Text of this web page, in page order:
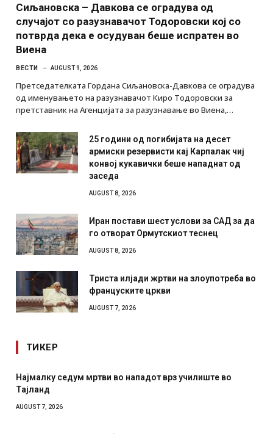
Сиљановска – Давкова се оградува од
случајот со разузнавачот Тодоровски кој со
потврда дека е осудуван беше испратен во
Виена
ВЕСТИ AUGUST 9, 2026
Претседателката Гордана Сиљановска-Давкова се оградува
од именувањето на разузнавачот Киро Тодоровски за
претставник на Агенцијата за разузнавање во Виена,…
25 години од погибијата на десет
армиски резервисти кај Карпалак чиј
конвој кукавички беше нападнат од
заседа
AUGUST 8, 2026
Иран постави шест услови за САД за да
го отворат Ормутскиот теснец
AUGUST 8, 2026
Триста илјади жртви на злоупотреба во
француските цркви
AUGUST 7, 2026
ТИКЕР
СОЗИС: Украинците повеќе им веруваат на генералите
отколку на Зеленски
AUGUST 7, 2026